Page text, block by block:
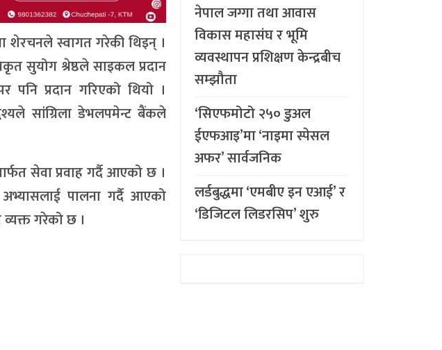
शेरचनले स्वागत गरेकी थिइन् ।
सुयोग श्रेष्ठले साइकल प्रदान
पनि प्रदान गरिएको थियो ।
सांग्रिला डेभलपमेन्ट बैंकले
सेवा प्रवाह गर्दै आएको छ ।
पालना गर्दै आएको
गरेको छ ।
नेपाल जग्गा तथा आवास
विकास महासंघ र भूमि
व्यवस्थापन प्रशिक्षण केन्द्रबीच
सम्झौता
‘सिएफमोटो २५० डुअल
ईएफआइ’मा ‘नाइमा स्पेसल
अफर’ सार्वजनिक
लर्डबुद्धमा ‘एमबीए इन एआई’ र
‘डिजिटल लिडरसिप’ शुरु